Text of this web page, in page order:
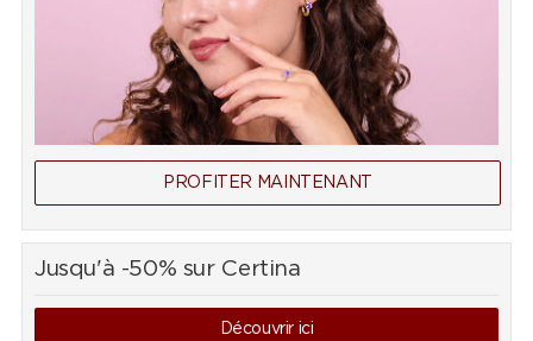
PROFITER MAINTENANT
Jusqu'à -50% sur Certina
Découvrir ici